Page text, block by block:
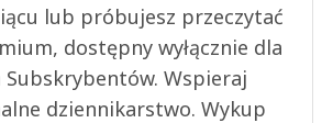
lub próbujesz przeczytać
dostępny wyłącznie dla
Subskrybentów. Wspieraj
dziennikarstwo. Wykup